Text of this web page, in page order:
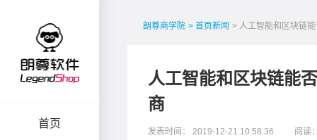
首页
朗尊商学院 > 首页新闻 > 人工智能和区块链
人工智能和区块链能
商
发表时间： 2019-12-21 10:58:36 阅读